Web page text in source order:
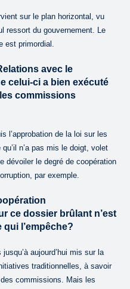
sur le plan horizontal, vu
ressort du gouvernement. Le
est primordial.
avec le
celui-ci a bien exécuté
commissions
l’approbation de la loi sur les
n’a pas mis le doigt, volet
dévoiler le degré de coopération
par exemple.
ce dossier brûlant n’est
qui l’empêche?
aujourd’hui mis sur la
traditionnelles, à savoir
commissions. Mais les